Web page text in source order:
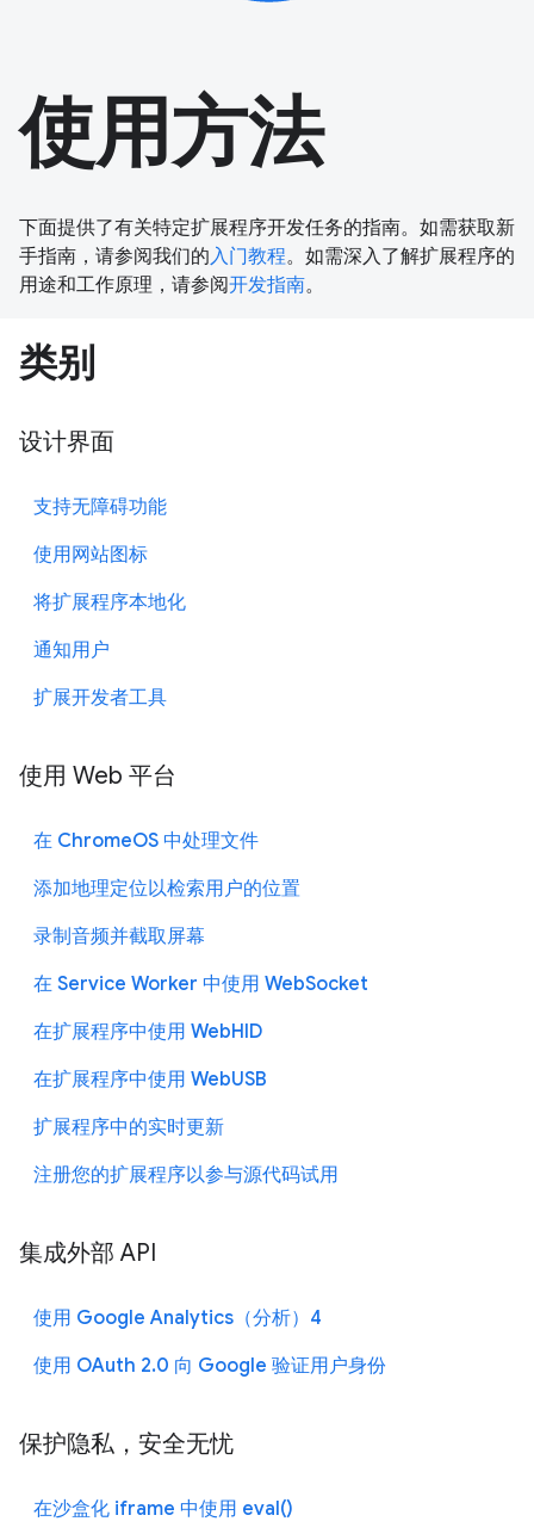
使用方法
下面提供了有关特定扩展程序开发任务的指南。如需获取新
手指南，请参阅我们的入门教程。如需深入了解扩展程序的
用途和工作原理，请参阅开发指南。
类别
设计界面
支持无障碍功能
使用网站图标
将扩展程序本地化
通知用户
扩展开发者工具
使用 Web 平台
在 ChromeOS 中处理文件
添加地理定位以检索用户的位置
录制音频并截取屏幕
在 Service Worker 中使用 WebSocket
在扩展程序中使用 WebHID
在扩展程序中使用 WebUSB
扩展程序中的实时更新
注册您的扩展程序以参与源代码试用
集成外部 API
使用 Google Analytics（分析）4
使用 OAuth 2.0 向 Google 验证用户身份
保护隐私，安全无忧
在沙盒化 iframe 中使用 eval()